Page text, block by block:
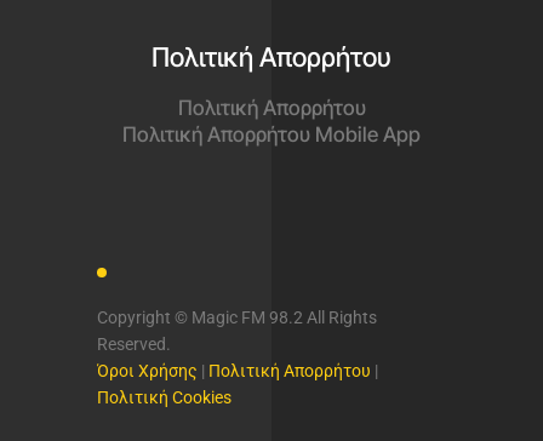
Πολιτική Απορρήτου
Πολιτική Απορρήτου
Πολιτική Απορρήτου Mobile App
Copyright © Magic FM 98.2 All Rights
Reserved.
Όροι Χρήσης | Πολιτική Απορρήτου |
Πολιτική Cookies